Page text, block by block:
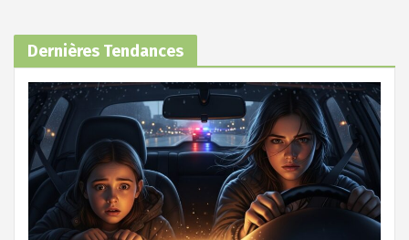
Dernières Tendances